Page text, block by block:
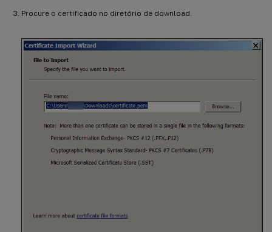
Procure o certificado no diretório de download.